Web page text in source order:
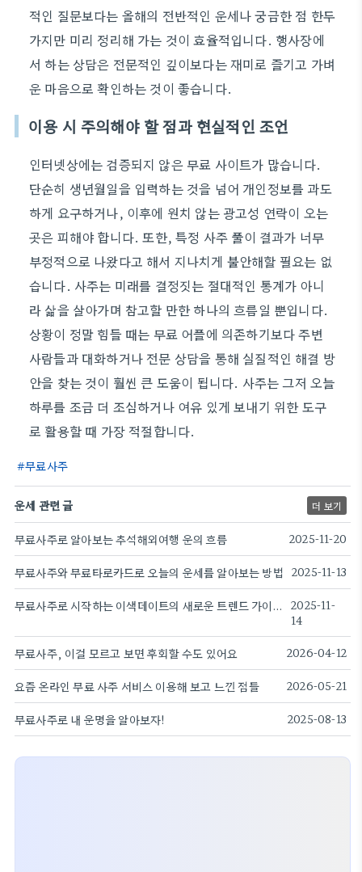
적인 질문보다는 올해의 전반적인 운세나 궁금한 점 한두
가지만 미리 정리해 가는 것이 효율적입니다. 행사장에
서 하는 상담은 전문적인 깊이보다는 재미로 즐기고 가벼
운 마음으로 확인하는 것이 좋습니다.
이용 시 주의해야 할 점과 현실적인 조언
인터넷상에는 검증되지 않은 무료 사이트가 많습니다.
단순히 생년월일을 입력하는 것을 넘어 개인정보를 과도
하게 요구하거나, 이후에 원치 않는 광고성 연락이 오는
곳은 피해야 합니다. 또한, 특정 사주 풀이 결과가 너무
부정적으로 나왔다고 해서 지나치게 불안해할 필요는 없
습니다. 사주는 미래를 결정짓는 절대적인 통계가 아니
라 삶을 살아가며 참고할 만한 하나의 흐름일 뿐입니다.
상황이 정말 힘들 때는 무료 어플에 의존하기보다 주변
사람들과 대화하거나 전문 상담을 통해 실질적인 해결 방
안을 찾는 것이 훨씬 큰 도움이 됩니다. 사주는 그저 오늘
하루를 조금 더 조심하거나 여유 있게 보내기 위한 도구
로 활용할 때 가장 적절합니다.
무료사주
운세 관련 글 더 보기
무료사주로 알아보는 추석해외여행 운의 흐름 2025-11-20
무료사주와 무료타로카드로 오늘의 운세를 알아보는 방법 2025-11-13
무료사주로 시작하는 이색데이트의 새로운 트렌드 가이드
2025-11-
14
무료사주, 이걸 모르고 보면 후회할 수도 있어요 2026-04-12
요즘 온라인 무료 사주 서비스 이용해 보고 느낀 점들 2026-05-21
무료사주로 내 운명을 알아보자! 2025-08-13